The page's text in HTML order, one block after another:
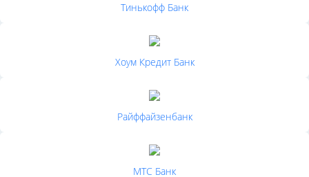
Тинькофф Банк
Хоум Кредит Банк
Райффайзенбанк
МТС Банк